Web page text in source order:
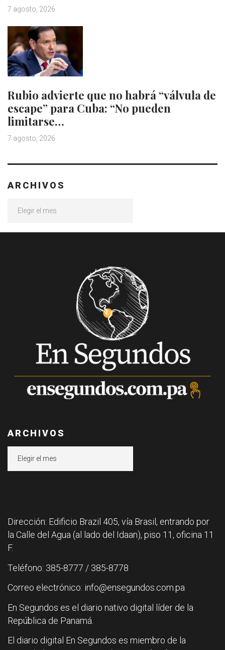
7 agosto, 2026
Rubio advierte que no habrá “válvula de
escape” para Cuba: “No pueden
limitarse…
7 agosto, 2026
ARCHIVOS
ARCHIVOS
Dirección: Edificio Brazil 405, vía Brasil, entrando por
la Calle del Agua (al lado del Idaan), piso 11, oficina 11
F.
Teléfono: 385-8777 / 385-8778
Correo electrónico: info@ensegundos.com.pa
En Segundos es el diario nativo digital líder de la
República de Panamá.
El diario digital En Segundos es miembro de la